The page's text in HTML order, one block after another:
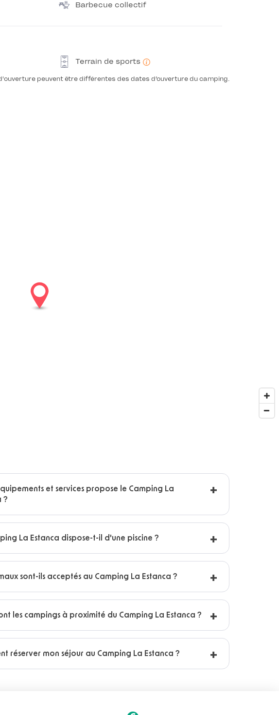
Barbecue collectif
Terrain de sports
peuvent être différentes des dates d’ouverture du camping.
et services propose le Camping La
?
La Estanca dispose-t-il d'une piscine ?
sont-ils acceptés au Camping La Estanca ?
les campings à proximité du Camping La Estanca ?
réserver mon séjour au Camping La Estanca ?